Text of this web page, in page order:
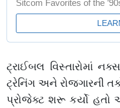
ટ્રાઈબલ વિસ્તારોમાં
ટ્રેનિંગ અને રોજગારની
પ્રોજેક્ટ શરૂ કર્યો હતો